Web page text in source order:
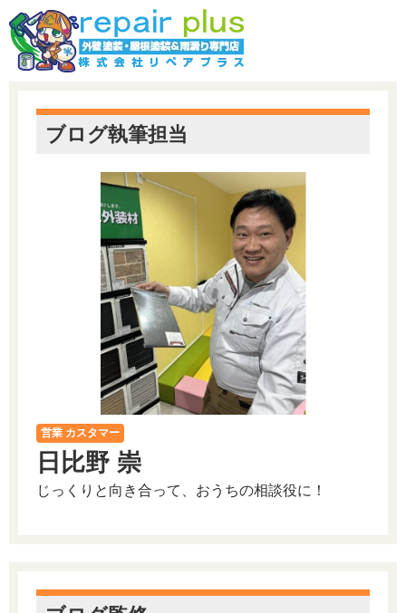
ブログ執筆担当
営業 カスタマー
日比野 崇
じっくりと向き合って、おうちの相談役に！